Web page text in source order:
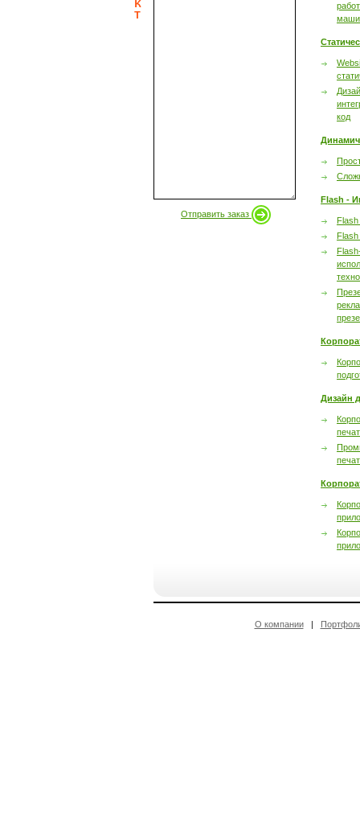
Отправить заказ
код
Flash -
Flash
Дизайн
О компании|